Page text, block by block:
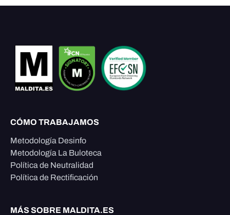
CÓMO TRABAJAMOS
Metodología Desinfo
Metodología La Buloteca
Política de Neutralidad
Política de Rectificación
MÁS SOBRE MALDITA.ES